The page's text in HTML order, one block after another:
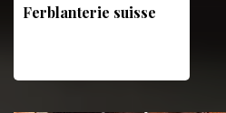
Ferblanterie suisse